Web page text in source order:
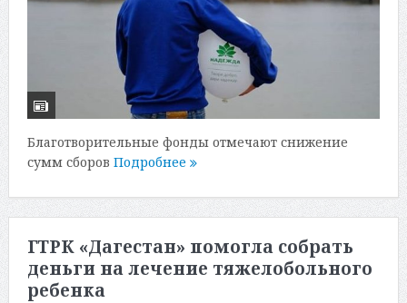
Благотворительные фонды отмечают снижение
сумм сборов Подробнее
ГТРК «Дагестан» помогла собрать
деньги на лечение тяжелобольного
ребенка